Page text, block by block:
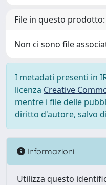
File in questo prodotto:
Non ci sono file
I metadati presenti in
licenza Creative
mentre i file delle
diritto d'autore, salvo
Informazioni
Utilizza questo